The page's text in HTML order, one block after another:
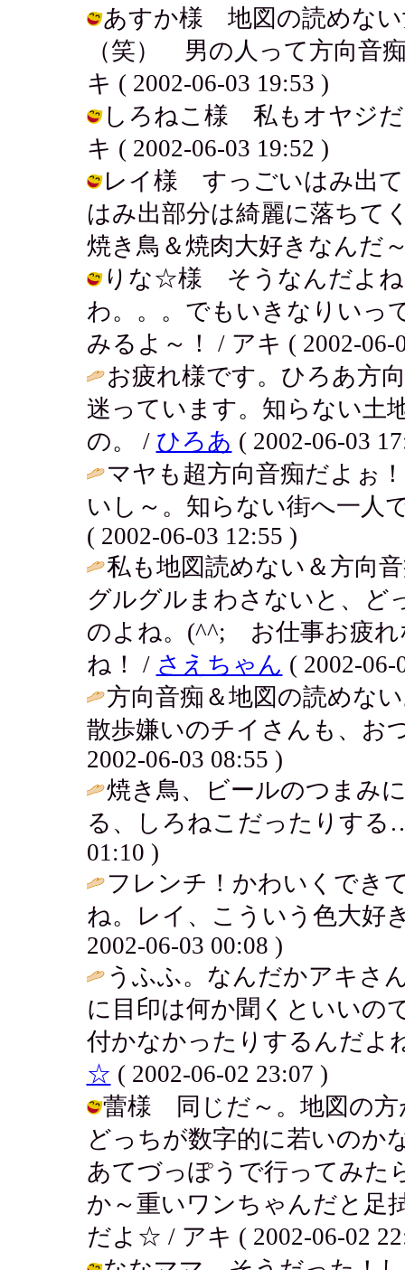
あすか様 地図の読めない
（笑） 男の人って方向音
キ ( 2002-06-03 19:53 )
しろねこ様 私もオヤジだ
キ ( 2002-06-03 19:52 )
レイ様 すっごいはみ出て
はみ出部分は綺麗に落ちて
焼き鳥＆焼肉大好きなんだ
りな☆様 そうなんだよね
わ。。。でもいきなりいっ
みるよ～！ / アキ ( 2002-06-
お疲れ様です。ひろあ方
迷っています。知らない土
の。 / ひろあ ( 2002-06-03
マヤも超方向音痴だよぉ
いし～。知らない街へ一人
( 2002-06-03 12:55 )
私も地図読めない＆方向
グルグルまわさないと、ど
のよね。(^^; お仕事お疲れ
ね！ / さえちゃん ( 2002-06-
方向音痴＆地図の読めな
散歩嫌いのチイさんも、お
2002-06-03 08:55 )
焼き鳥、ビールのつまみ
る、しろねこだったりす
01:10 )
フレンチ！かわいくでき
ね。レイ、こういう色大
2002-06-03 00:08 )
うふふ。なんだかアキさ
に目印は何か聞くといいの
付かなかったりするんだよ
☆ ( 2002-06-02 23:07 )
蕾様 同じだ～。地図の方
どっちが数字的に若いのか
あてづっぽうで行ってみ
か～重いワンちゃんだと足
だよ☆ / アキ ( 2002-06-02